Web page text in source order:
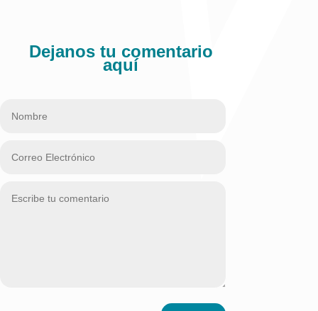
Dejanos tu comentario
aquí